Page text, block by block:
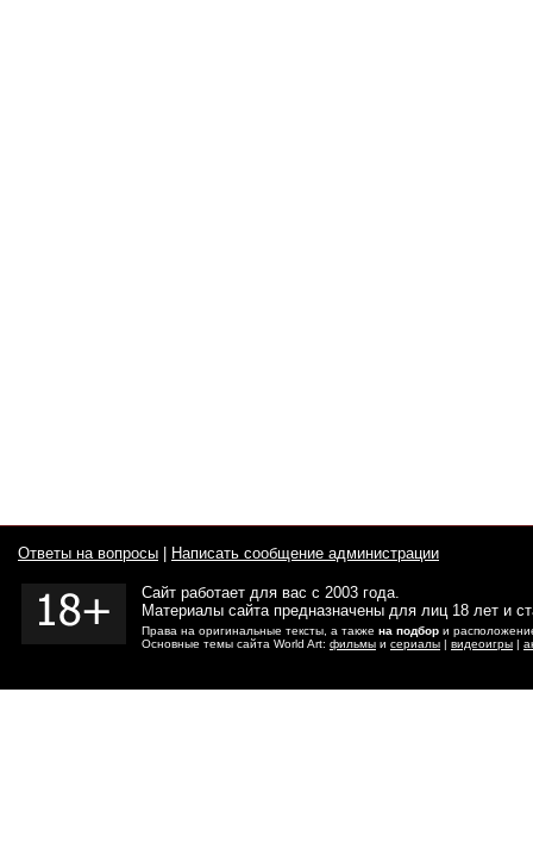
Ответы на вопросы Написать сообщение администрации
Сайт работает для вас с 2003 года.
Материалы сайта предназначены для лиц 18 лет и
Права на оригинальные тексты, а также на подбор и
Основные темы сайта World Art: фильмы и сериалы | видеоигры |